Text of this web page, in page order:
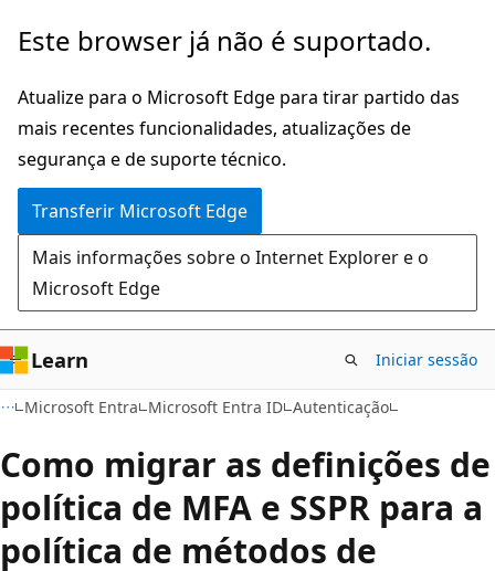
Saltar
o
conteúdo
principal
Este browser já não é suportado.
Atualize para o Microsoft Edge para tirar partido das
mais recentes funcionalidades, atualizações de
segurança e de suporte técnico.
Transferir Microsoft Edge
Mais informações sobre o Internet Explorer e o
Microsoft Edge
Learn Iniciar sessão
Microsoft Entra Microsoft Entra ID Autenticação
Como migrar as definições de
política de MFA e SSPR para a
política de métodos de